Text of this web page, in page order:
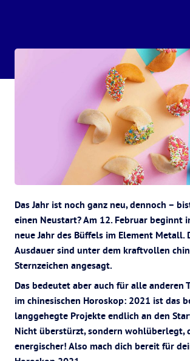
Das Jahr ist noch ganz neu, dennoch –
einen Neustart? Am 12. Februar beginnt
neue Jahr des Büffels im Element Metall.
Ausdauer sind unter dem kraftvollen
Sternzeichen angesagt.
Das bedeutet aber auch für alle anderen
im chinesischen Horoskop: 2021 ist das
langgehegte Projekte endlich an den
Nicht überstürzt, sondern wohlüberlegt,
energischer! Also mach dich bereit für